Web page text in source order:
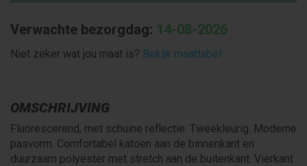
Verwachte bezorgdag: 14-08-2026
Niet zeker wat jou maat is? Bekijk maattabel
OMSCHRIJVING
Fluorescerend, met schuine reflectie. Tweekleurig. Moderne
pasvorm. Comfortabel katoen aan de binnenkant en
duurzaam polyester met stretch aan de buitenkant. Vierkant